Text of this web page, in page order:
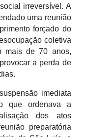
irreversível. A
uma reunião
forçado do
coletiva
mais de 70 anos,
a perda de
imediata
que ordenava a
dos atos
preparatória